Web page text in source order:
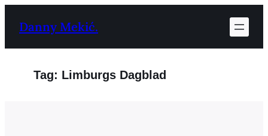
naarDanny Mekić.
Tag: Limburgs Dagblad